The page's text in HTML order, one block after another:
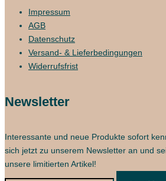
Impressum
AGB
Datenschutz
Versand- & Lieferbedingungen
Widerrufsfrist
Newsletter
Interessante und neue Produkte sofort
sich jetzt zu unserem Newsletter an und
unsere limitierten Artikel!